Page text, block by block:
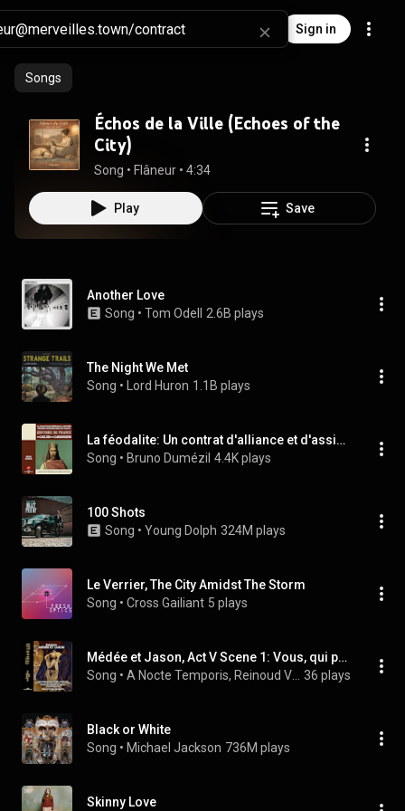
Sign in
Songs
Échos de la Ville (Echoes of the
City)
Song • Flâneur • 4:34
Play Save
Another Love
Song • Tom Odell 2.6B plays
The Night We Met
Song • Lord Huron 1.1B plays
La féodalite: Un contrat d'alliance et d'assistance
Song • Bruno Dumézil 4.4K plays
100 Shots
Song • Young Dolph 324M plays
Le Verrier, The City Amidst The Storm
Song • Cross Gailiant 5 plays
Médée et Jason, Act V Scene 1: Vous, qui portez partout le ravage et l'horreur (Médée)
Song • 36 plays
Black or White
Song • Michael Jackson 736M plays
Skinny Love